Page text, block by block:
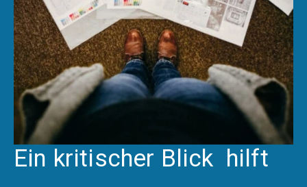
Ein kritischer Blick hilft